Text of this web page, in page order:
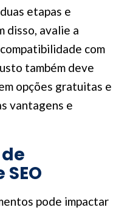
etapas e
disso, avalie a
com
também deve
opções gratuitas e
vantagens e
pode impactar